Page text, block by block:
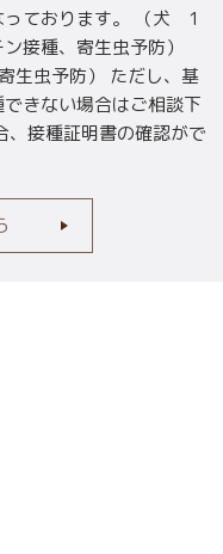
ております。 （犬 1
接種、寄生虫予防）
生虫予防） ただし、基
きない場合はご相談下
接種証明書の確認がで